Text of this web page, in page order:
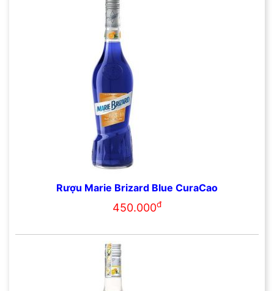
Rượu Marie Brizard Blue CuraCao
450.000đ